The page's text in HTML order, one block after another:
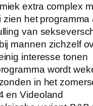
extra complex
zien het programma
van
mannen zichzelf
interesse tonen
wordt
in het
en Videoland